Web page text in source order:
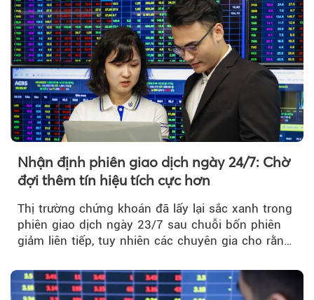
thị trường chứng khoán.
Nhận định phiên giao dịch ngày 24/7: Chờ
đợi thêm tín hiệu tích cực hơn
Thị trường chứng khoán đã lấy lại sắc xanh trong
phiên giao dịch ngày 23/7 sau chuỗi bốn phiên
giảm liên tiếp, tuy nhiên các chuyên gia cho rằng